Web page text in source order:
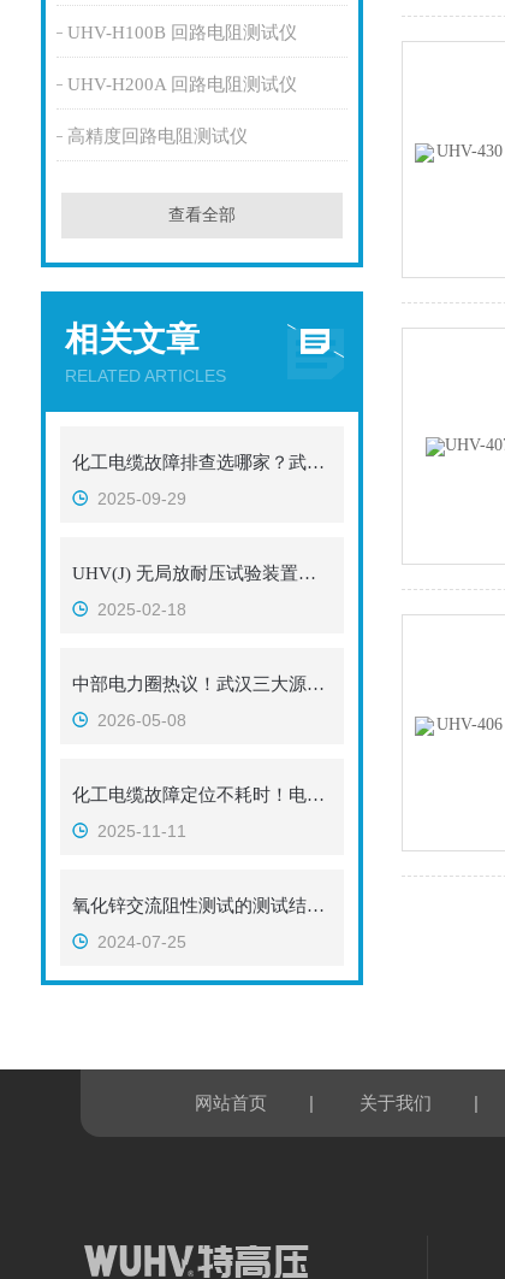
UHV-H100B 回路电阻测试仪
UHV-H200A 回路电阻测试仪
高精度回路电阻测试仪
查看全部
相关文章
RELATED ARTICLES
化工电缆故障排查选哪家？武汉特高压查找仪口碑靠前
2025-09-29
UHV(J) 无局放耐压试验装置的操作注意事项
2025-02-18
中部电力圈热议！武汉三大源头厂，凭综合硬实力强势出圈！无线高压核相器
2026-05-08
化工电缆故障定位不耗时！电缆故障仪如何选型？武汉特高压实战指南
2025-11-11
氧化锌交流阻性测试的测试结果与材料性能的关系
2024-07-25
网站首页 | 关于我们 |